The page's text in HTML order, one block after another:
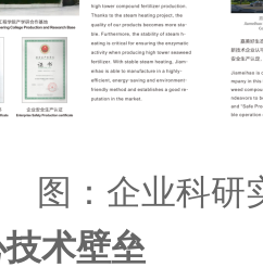
图：企业科研
术壁垒